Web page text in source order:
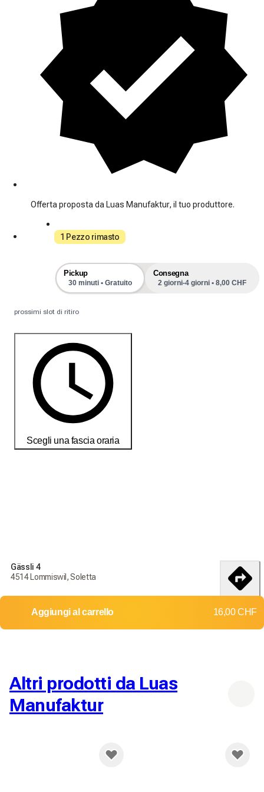
Offerta proposta da Luas Manufaktur, il tuo produttore.
1 Pezzo rimasto
Pickup
30 minuti • Gratuito
Consegna
2 giorni-4 giorni • 8,00 CHF
prossimi slot di ritiro
Scegli una fascia oraria
Resi e cambi non accettati
Costi di spedizione: 8,00 CHF
Gässli 4
4514 Lommiswil, Soletta
Aggiungi al carrello 16,00 CHF
Altri prodotti da Luas
Manufaktur